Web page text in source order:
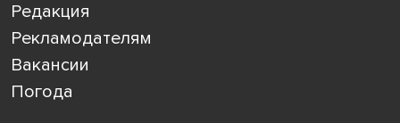
Редакция
Рекламодателям
Вакансии
Погода